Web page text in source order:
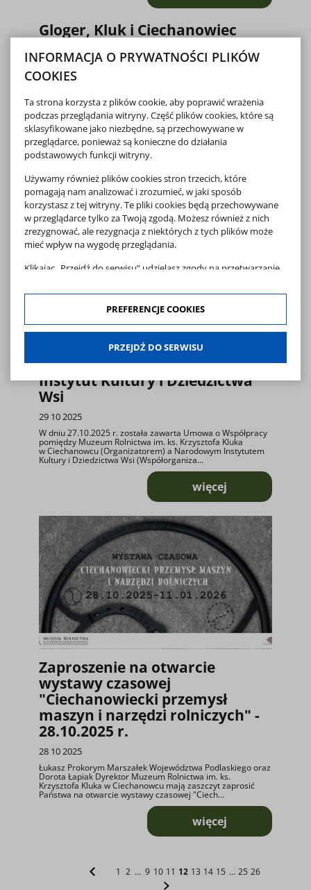
Gloger, Kluk i Ciechanowiec
31 10 2025
W tym roku mija nie tylko 180-ta rocznica urodzin Zygmunta
Glogera (1845-1910), ale także 150-ta rocznica jego
przejazdu 27 lipca 1875 r. przez nasze miasto. Ten wielki
więcejo Gloger, Kluk i
44. Konkurs Gry na
Instrumentach Pasterskich -
dofinansowanie Narodowy
Instytut Kultury i Dziedzictwa
Wsi
29 10 2025
W dniu 27.10.2025 r. została zawarta Umowa o Współpracy
pomiędzy Muzeum Rolnictwa im. ks. Krzysztofa Kluka
w Ciechanowcu (Organizatorem) a Narodowym Instytutem
Kultury i Dziedzictwa Wsi (Współorganiza...
więcejo 44. Konkurs
Zaproszenie na otwarcie
wystawy czasowej
"Ciechanowiecki przemysł
maszyn i narzędzi rolniczych" -
28.10.2025 r.
28 10 2025
Łukasz Prokorym Marszałek Województwa Podlaskiego oraz
Dorota Łapiak Dyrektor Muzeum Rolnictwa im. ks.
Krzysztofa Kluka w Ciechanowcu mają zaszczyt zaprosić
Państwa na otwarcie wystawy czasowej "Ciech...
więcejo Zaproszenie na
1 2 ... 9 10 11 12 13 14 15 ... 25 26
INFORMACJA O PRYWATNOŚCI PLIKÓW
COOKIES
Ta strona korzysta z plików cookie, aby poprawić wrażenia
podczas przeglądania witryny. Część plików cookies, które są
sklasyfikowane jako niezbędne, są przechowywane w
przeglądarce, ponieważ są konieczne do działania
podstawowych funkcji witryny.
Używamy również plików cookies stron trzecich, które
pomagają nam analizować i zrozumieć, w jaki sposób
korzystasz z tej witryny. Te pliki cookies będą przechowywane
w przeglądarce tylko za Twoją zgodą. Możesz również z nich
zrezygnować, ale rezygnacja z niektórych z tych plików może
mieć wpływ na wygodę przeglądania.
Klikając „Przejdź do serwisu” udzielasz zgody na przetwarzanie
naszej stronie. Dane są zbierane w celach zgodnych z naszą
polityką prywatnościorazpolityką cookies. Zgoda jest
klikając w "Preferencje cookies".
cookies.
PREFERENCJE COOKIES
PRZEJDŹ DO SERWISU